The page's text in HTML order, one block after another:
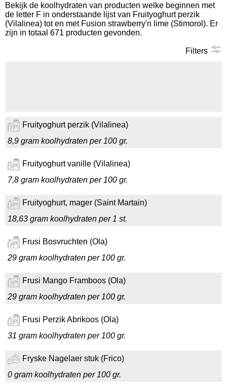
Koolhydraten tellen
Bekijk de koolhydraten van producten welke beginnen met
de letter F in onderstaande lijst van Fruityoghurt perzik
(Vilalinea) tot en met Fusion strawberry'n lime (Stimorol). Er
zijn in totaal 671 producten gevonden.
Filters
Fruityoghurt perzik (Vilalinea)
8,9 gram koolhydraten per 100 gr.
Fruityoghurt vanille (Vilalinea)
7,8 gram koolhydraten per 100 gr.
Fruityoghurt, mager (Saint Martain)
18,63 gram koolhydraten per 1 st.
Frusi Bosvruchten (Ola)
29 gram koolhydraten per 100 gr.
Frusi Mango Framboos (Ola)
29 gram koolhydraten per 100 gr.
Frusi Perzik Abrikoos (Ola)
31 gram koolhydraten per 100 gr.
Fryske Nagelaer stuk (Frico)
0 gram koolhydraten per 100 gr.